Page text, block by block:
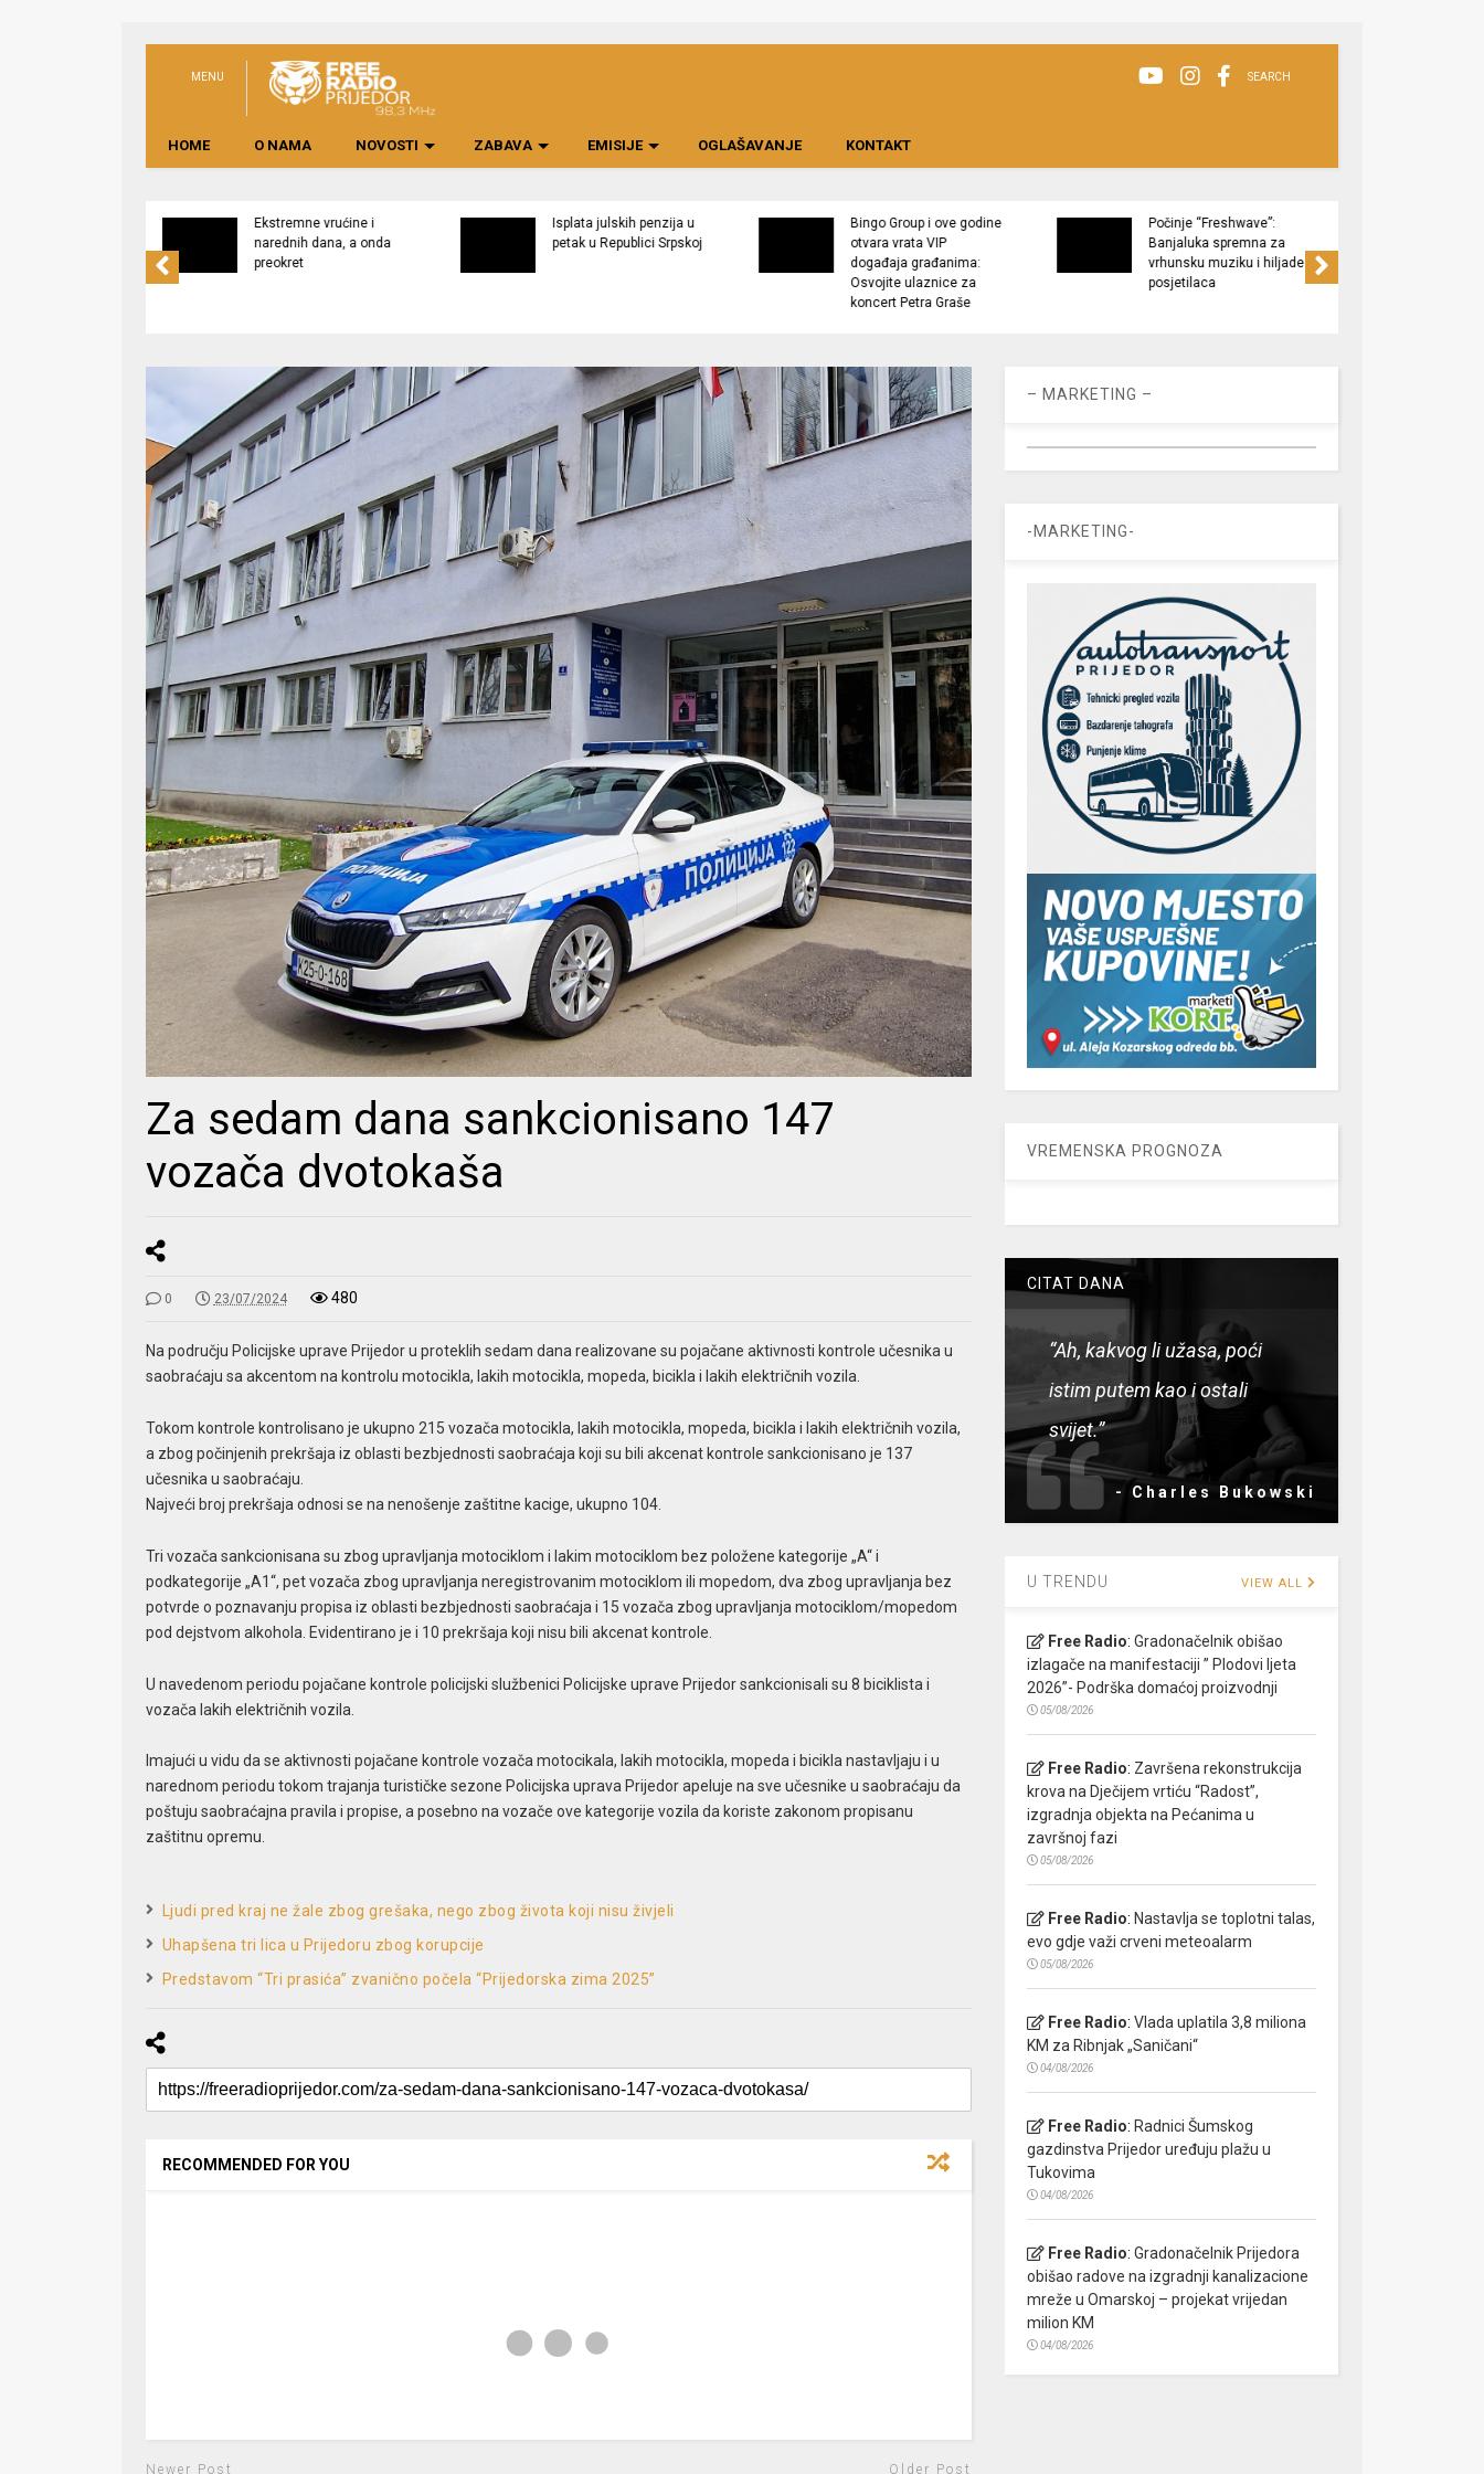
MENU SEARCH
HOME O NAMA NOVOSTI ZABAVA EMISIJE OGLAŠAVANJE KONTAKT
Ekstremne vrućine i
narednih dana, a onda
preokret
Isplata julskih penzija u
petak u Republici Srpskoj
Bingo Group i ove godine
otvara vrata VIP
događaja građanima:
Osvojite ulaznice za
koncert Petra Graše
Počinje “Freshwave”:
Banjaluka spremna za
vrhunsku muziku i hiljade
posjetilaca
Za sedam dana sankcionisano 147
vozača dvotokaša
0 23/07/2024 480
Na području Policijske uprave Prijedor u proteklih sedam dana realizovane su pojačane aktivnosti kontrole učesnika u
saobraćaju sa akcentom na kontrolu motocikla, lakih motocikla, mopeda, bicikla i lakih električnih vozila.
Tokom kontrole kontrolisano je ukupno 215 vozača motocikla, lakih motocikla, mopeda, bicikla i lakih električnih vozila,
a zbog počinjenih prekršaja iz oblasti bezbjednosti saobraćaja koji su bili akcenat kontrole sankcionisano je 137
učesnika u saobraćaju.
Najveći broj prekršaja odnosi se na nenošenje zaštitne kacige, ukupno 104.
Tri vozača sankcionisana su zbog upravljanja motociklom i lakim motociklom bez položene kategorije „A“ i
podkategorije „A1“, pet vozača zbog upravljanja neregistrovanim motociklom ili mopedom, dva zbog upravljanja bez
potvrde o poznavanju propisa iz oblasti bezbjednosti saobraćaja i 15 vozača zbog upravljanja motociklom/mopedom
pod dejstvom alkohola. Evidentirano je i 10 prekršaja koji nisu bili akcenat kontrole.
U navedenom periodu pojačane kontrole policijski službenici Policijske uprave Prijedor sankcionisali su 8 biciklista i
vozača lakih električnih vozila.
Imajući u vidu da se aktivnosti pojačane kontrole vozača motocikala, lakih motocikla, mopeda i bicikla nastavljaju i u
narednom periodu tokom trajanja turističke sezone Policijska uprava Prijedor apeluje na sve učesnike u saobraćaju da
poštuju saobraćajna pravila i propise, a posebno na vozače ove kategorije vozila da koriste zakonom propisanu
zaštitnu opremu.
Ljudi pred kraj ne žale zbog grešaka, nego zbog života koji nisu živjeli
Uhapšena tri lica u Prijedoru zbog korupcije
Predstavom “Tri prasića” zvanično počela “Prijedorska zima 2025”
RECOMMENDED FOR YOU
Newer Post Older Post
– MARKETING –
-MARKETING-
VREMENSKA PROGNOZA
CITAT DANA
“Ah, kakvog li užasa, poći
istim putem kao i ostali
svijet.”
- Charles Bukowski
U TRENDU VIEW ALL
Free Radio: Gradonačelnik obišao
izlagače na manifestaciji ” Plodovi ljeta
2026”- Podrška domaćoj proizvodnji
05/08/2026
Free Radio: Završena rekonstrukcija
krova na Dječijem vrtiću “Radost”,
izgradnja objekta na Pećanima u
završnoj fazi
05/08/2026
Free Radio: Nastavlja se toplotni talas,
evo gdje važi crveni meteoalarm
05/08/2026
Free Radio: Vlada uplatila 3,8 miliona
KM za Ribnjak „Saničani“
04/08/2026
Free Radio: Radnici Šumskog
gazdinstva Prijedor uređuju plažu u
Tukovima
04/08/2026
Free Radio: Gradonačelnik Prijedora
obišao radove na izgradnji kanalizacione
mreže u Omarskoj – projekat vrijedan
milion KM
04/08/2026